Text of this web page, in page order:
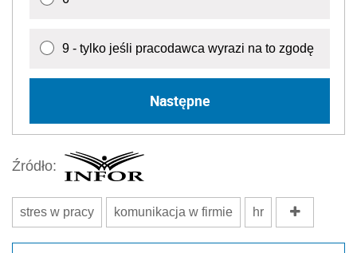
9 - tylko jeśli pracodawca wyrazi na to zgodę
Następne
Źródło:
stres w pracy komunikacja w firmie hr